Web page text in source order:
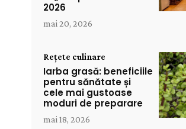
2026
mai 20, 2026
Rețete culinare
Iarba grasă: beneficiile
pentru sănătate și
cele mai gustoase
moduri de preparare
mai 18, 2026